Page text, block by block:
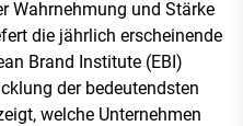
Wahrnehmung und Stärke
die jährlich erscheinende
Brand Institute (EBI)
der bedeutendsten
welche Unternehmen